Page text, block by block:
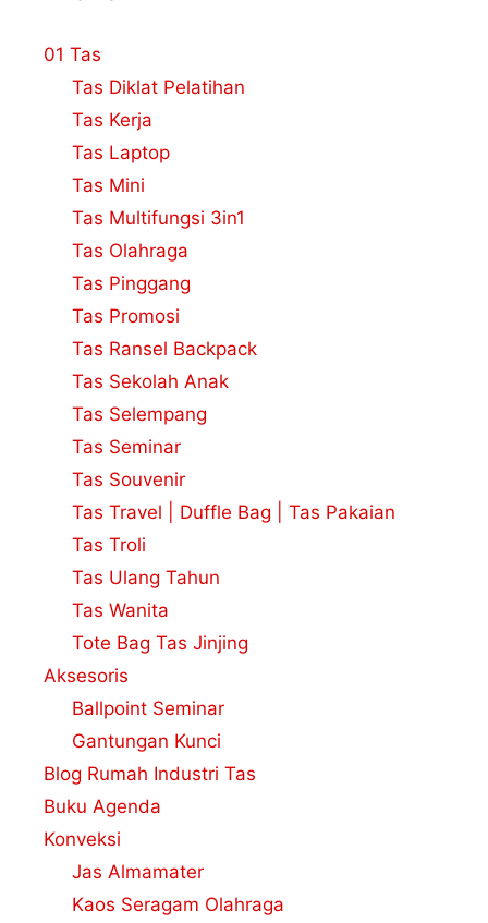
01 Tas
Tas Diklat Pelatihan
Tas Kerja
Tas Laptop
Tas Mini
Tas Multifungsi 3in1
Tas Olahraga
Tas Pinggang
Tas Promosi
Tas Ransel Backpack
Tas Sekolah Anak
Tas Selempang
Tas Seminar
Tas Souvenir
Tas Travel | Duffle Bag | Tas Pakaian
Tas Troli
Tas Ulang Tahun
Tas Wanita
Tote Bag Tas Jinjing
Aksesoris
Ballpoint Seminar
Gantungan Kunci
Blog Rumah Industri Tas
Buku Agenda
Konveksi
Jas Almamater
Kaos Seragam Olahraga